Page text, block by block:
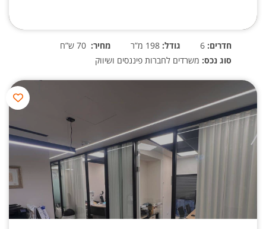
חדרים: גודל: מחיר:
סוג נכס: משרדים לחברות פיננסים ושיווק